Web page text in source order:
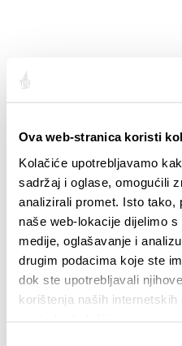
Ova web-stranica koristi
Kolačiće upotrebljavamo
sadržaj i oglase, omogućili
analizirali promet. Isto tako,
naše web-lokacije dijelimo
medije, oglašavanje i
drugim podacima koje ste
dok ste upotrebljavali
korištenja naših
IVO NO. 1
Hercegovačka 1, 21311,
+385 (0) 21 324 350
pizzerija-ivo-nr-
www.facebook.com/